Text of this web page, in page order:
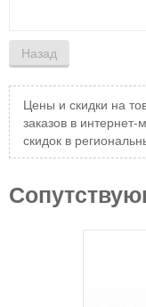
Цены и скидки на
заказов в интернет-
скидок в